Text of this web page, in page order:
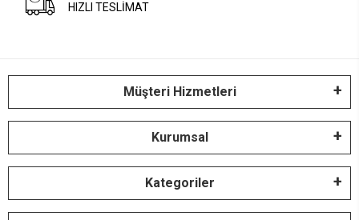
HIZLI TESLİMAT
Müşteri Hizmetleri
Kurumsal
Kategoriler